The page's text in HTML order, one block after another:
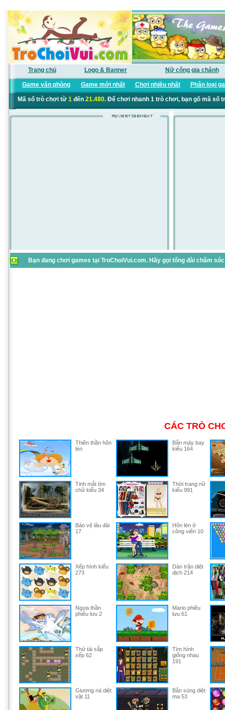
Trang chủ Logo & Banner Nữ công gia chánh
Game văn phòng Game mới nhất Chơi nhiều nhất Phân loại
Mã số trò chơi từ 1đến 21.480. Để chơi nhanh 1 trò chơi, bạn gõ mã số
Bạn đang chơi games tại TroChoiVui.com. Hãy gọi tổng đài chăm
CÁC TRÒ
Thiên thần hôn
lén
Bắn máy bay
kiểu 164
Tinh mắt tìm
chữ kiểu 34
Thời trang nữ
kiểu 991
Bảo vệ lâu đài
17
Hôn lén ở
công viên 10
Xếp hình kiểu
273
Dàn trận diệt
địch 214
Ngựa thần
phiêu lưu 2
Mario phiêu
lưu 61
Thử tài sắp
xếp 62
Tìm hình
giống nhau
191
Giương ná diệt
vật 11
Bắn súng diệt
ma 53